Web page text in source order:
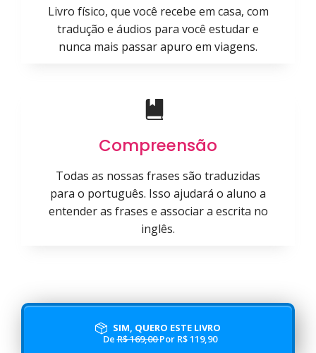
Livro físico, que você recebe em casa, com
tradução e áudios para você estudar e
nunca mais passar apuro em viagens.
Compreensão
Todas as nossas frases são traduzidas
para o português. Isso ajudará o aluno a
entender as frases e associar a escrita no
inglês.
SIM, QUERO ESTE LIVRO
DeR$ 169,00Por R$ 119,90